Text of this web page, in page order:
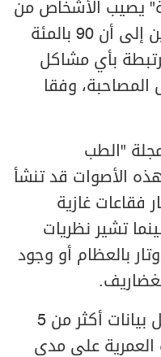
يصيب الأشخاص من
جميع الفئات العمرية، مشيرين إلى أن 90 بالمئة
بأي مشاكل
المصاحبة، وفقا
"الطب
الأصوات قد تنشأ
فقاعات غازية
تشير نظريات
بالعظام أو وجود
وجاءت هذه النتائج بعد تحليل بيانات أكثر من 5
العمرية على مدى